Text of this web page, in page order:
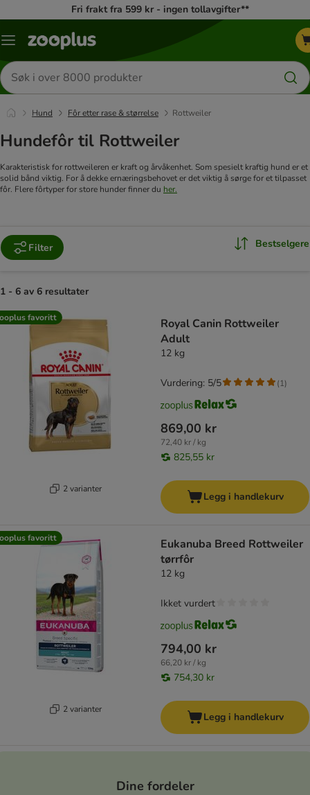
Fri frakt fra 599 kr - ingen tollavgifter**
Katalogmeny
Søk
etter
produkter
Hund Fôr etter rase & størrelse Rottweiler
Hundefôr til Rottweiler
Karakteristisk for rottweileren er kraft og årvåkenhet. Som spesielt kraftig hund er et
solid bånd viktig. For å dekke ernæringsbehovet er det viktig å sørge for et tilpasset
fôr. Flere fôrtyper for store hunder finner du her.
Filter Bestselgere
1 - 6 av 6 resultater
product items have been changed
favoritt
2 varianter
Royal Canin Rottweiler
Adult
12 kg
869,00 kr
72,40 kr / kg
825,55 kr
Vurdering: 5/5 (1)
Legg i handlekurv
favoritt
2 varianter
Eukanuba Breed Rottweiler
tørrfôr
12 kg
794,00 kr
66,20 kr / kg
754,30 kr
Ikket vurdert
Legg i handlekurv
Dine fordeler